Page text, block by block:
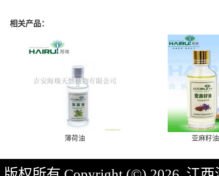
相关产品：
薄荷油 亚麻籽